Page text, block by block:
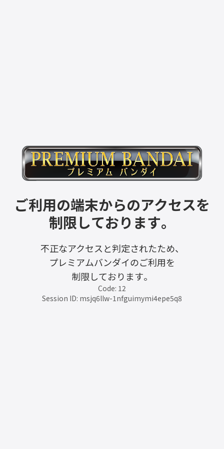
ご利用の端末からのアクセスを
制限しております。
不正なアクセスと判定されたため、
プレミアムバンダイのご利用を
制限しております。
Code: 12
Session ID: msjq6llw-1nfguimymi4epe5q8